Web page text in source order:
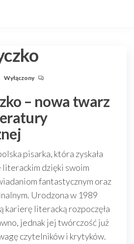
Wyłączony
– nowa twarz
pisarka, która zyskała
literackim dzięki swoim
fantastycznym oraz
Urodzona w 1989
karierę literacką rozpoczęła
jednak jej twórczość już
czytelników i krytyków.